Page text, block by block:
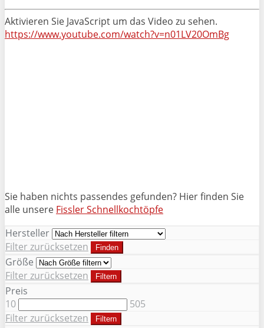
Aktivieren Sie JavaScript um das Video zu sehen.
https://www.youtube.com/watch?v=n01LV20OmBg
Sie haben nichts passendes gefunden? Hier finden Sie
alle unsere Fissler Schnellkochtöpfe
Hersteller
Filter zurücksetzen
Finden
Größe
Filter zurücksetzen
Filtern
Preis
10
505
Filter zurücksetzen
Filtern